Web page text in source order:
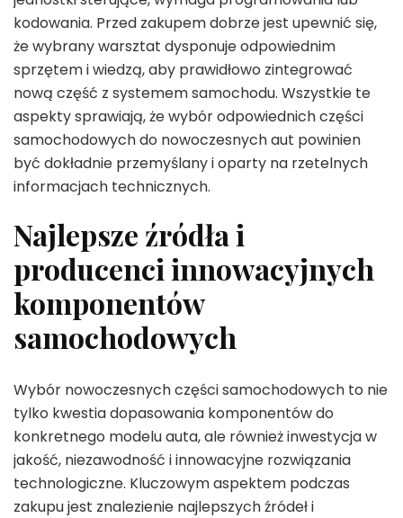
kodowania. Przed zakupem dobrze jest upewnić się,
że wybrany warsztat dysponuje odpowiednim
sprzętem i wiedzą, aby prawidłowo zintegrować
nową część z systemem samochodu. Wszystkie te
aspekty sprawiają, że wybór odpowiednich części
samochodowych do nowoczesnych aut powinien
być dokładnie przemyślany i oparty na rzetelnych
informacjach technicznych.
Najlepsze źródła i
producenci innowacyjnych
komponentów
samochodowych
Wybór nowoczesnych części samochodowych to nie
tylko kwestia dopasowania komponentów do
konkretnego modelu auta, ale również inwestycja w
jakość, niezawodność i innowacyjne rozwiązania
technologiczne. Kluczowym aspektem podczas
zakupu jest znalezienie najlepszych źródeł i